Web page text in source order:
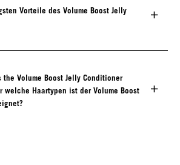
Vorteile des Volume Boost Jelly
Volume Boost Jelly Conditioner
welche Haartypen ist der Volume Boost